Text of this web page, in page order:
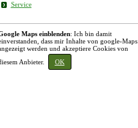
Service
Maps einblenden: Ich bin damit
dass mir Inhalte von google-Maps
werden und akzeptiere Cookies von
Anbieter.
OK